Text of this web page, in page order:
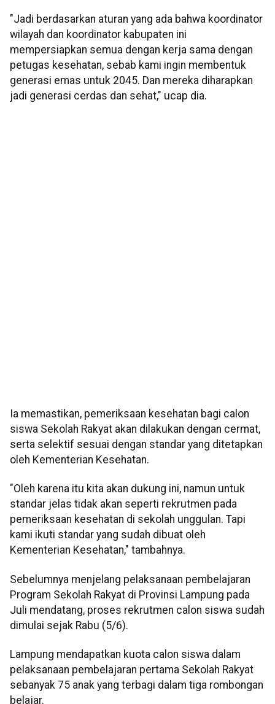
"Jadi berdasarkan aturan yang ada bahwa koordinator
wilayah dan koordinator kabupaten ini
mempersiapkan semua dengan kerja sama dengan
petugas kesehatan, sebab kami ingin membentuk
generasi emas untuk 2045. Dan mereka diharapkan
jadi generasi cerdas dan sehat," ucap dia.
Ia memastikan, pemeriksaan kesehatan bagi calon
siswa Sekolah Rakyat akan dilakukan dengan cermat,
serta selektif sesuai dengan standar yang ditetapkan
oleh Kementerian Kesehatan.
"Oleh karena itu kita akan dukung ini, namun untuk
standar jelas tidak akan seperti rekrutmen pada
pemeriksaan kesehatan di sekolah unggulan. Tapi
kami ikuti standar yang sudah dibuat oleh
Kementerian Kesehatan," tambahnya.
Sebelumnya menjelang pelaksanaan pembelajaran
Program Sekolah Rakyat di Provinsi Lampung pada
Juli mendatang, proses rekrutmen calon siswa sudah
dimulai sejak Rabu (5/6).
Lampung mendapatkan kuota calon siswa dalam
pelaksanaan pembelajaran pertama Sekolah Rakyat
sebanyak 75 anak yang terbagi dalam tiga rombongan
belajar.